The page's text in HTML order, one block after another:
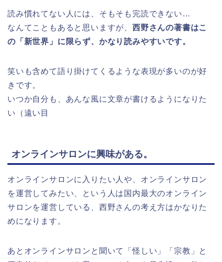
読み慣れてない人には、そもそも完読できない…
なんてこともあると思いますが、 西野さんの著書はこ
の「新世界」に限らず、かなり読みやすいです。
笑いも含めて語り掛けてくるような表現が多いのが好
きです。
いつか自分も、あんな風に文章が書けるようになりた
い（遠い目
オンラインサロンに興味がある。
オンラインサロンに入りたい人や、オンラインサロン
を運営してみたい、という人は国内最大のオンライン
サロンを運営している、西野さんの考え方はかなりた
めになります。
あとオンラインサロンと聞いて「怪しい」「宗教」と